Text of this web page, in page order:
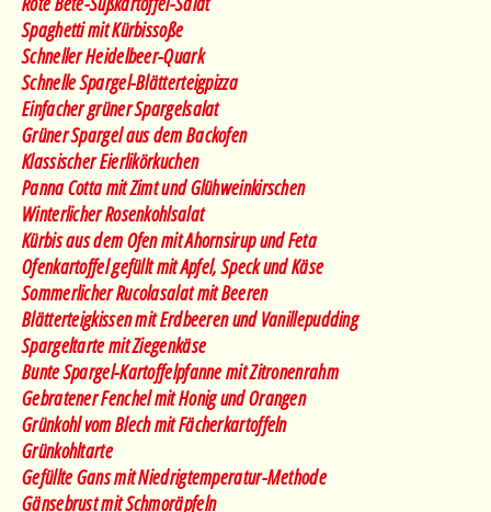
Spaghetti mit Kürbissoße
Schneller Heidelbeer-Quark
Schnelle Spargel-Blätterteigpizza
Einfacher grüner Spargelsalat
Grüner Spargel aus dem Backofen
Klassischer Eierlikörkuchen
Panna Cotta mit Zimt und Glühweinkirschen
Winterlicher Rosenkohlsalat
Kürbis aus dem Ofen mit Ahornsirup und Feta
Ofenkartoffel gefüllt mit Apfel, Speck und Käse
Sommerlicher Rucolasalat mit Beeren
Blätterteigkissen mit Erdbeeren und Vanillepudding
Spargeltarte mit Ziegenkäse
Bunte Spargel-Kartoffelpfanne mit Zitronenrahm
Gebratener Fenchel mit Honig und Orangen
Grünkohl vom Blech mit Fächerkartoffeln
Grünkohltarte
Gefüllte Gans mit Niedrigtemperatur-Methode
Gänsebrust mit Schmoräpfeln